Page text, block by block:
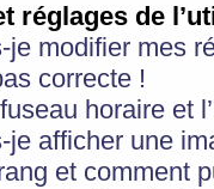
réglages de
je modifier mes
correcte !
horaire et
je afficher une
et comment